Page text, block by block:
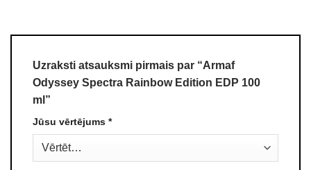
Uzraksti atsauksmi pirmais par “Armaf
Odyssey Spectra Rainbow Edition EDP 100
ml”
Jūsu vērtējums *